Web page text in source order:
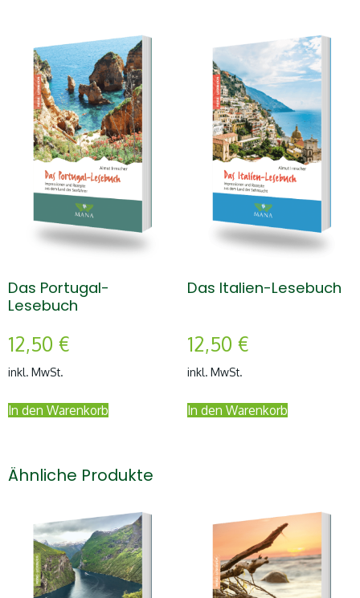
Das Portugal-
Lesebuch
12,50 €
inkl. MwSt.
In den Warenkorb
Das Italien-Lesebuch
12,50 €
inkl. MwSt.
In den Warenkorb
Ähnliche Produkte